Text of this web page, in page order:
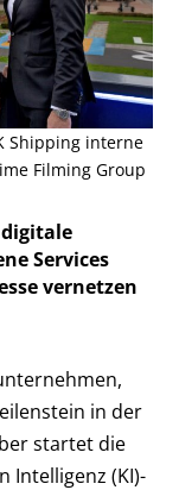
Shipping interne
Filming Group
Services
vernetzen
in der
startet die
Intelligenz (KI)-